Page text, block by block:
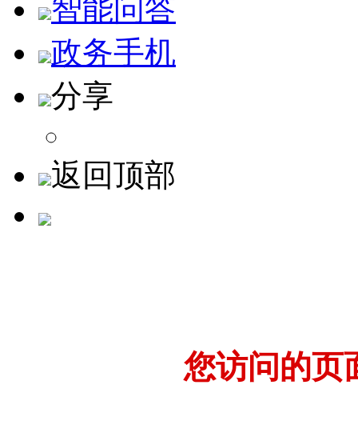
智能问答
政务手机
分享
返回顶部
您访问的页